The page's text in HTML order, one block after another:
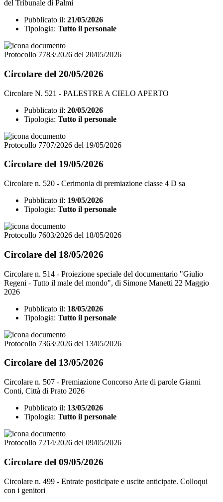
del Tribunale di Palmi
Pubblicato il: 21/05/2026
Tipologia: Tutto il personale
Protocollo 7783/2026 del 20/05/2026
Circolare del 20/05/2026
Circolare N. 521 - PALESTRE A CIELO APERTO
Pubblicato il: 20/05/2026
Tipologia: Tutto il personale
Protocollo 7707/2026 del 19/05/2026
Circolare del 19/05/2026
Circolare n. 520 - Cerimonia di premiazione classe 4 D sa
Pubblicato il: 19/05/2026
Tipologia: Tutto il personale
Protocollo 7603/2026 del 18/05/2026
Circolare del 18/05/2026
Circolare n. 514 - Proiezione speciale del documentario "Giulio
Regeni - Tutto il male del mondo", di Simone Manetti 22 Maggio
2026
Pubblicato il: 18/05/2026
Tipologia: Tutto il personale
Protocollo 7363/2026 del 13/05/2026
Circolare del 13/05/2026
Circolare n. 507 - Premiazione Concorso Arte di parole Gianni
Conti, Città di Prato 2026
Pubblicato il: 13/05/2026
Tipologia: Tutto il personale
Protocollo 7214/2026 del 09/05/2026
Circolare del 09/05/2026
Circolare n. 499 - Entrate posticipate e uscite anticipate. Colloqui
con i genitori